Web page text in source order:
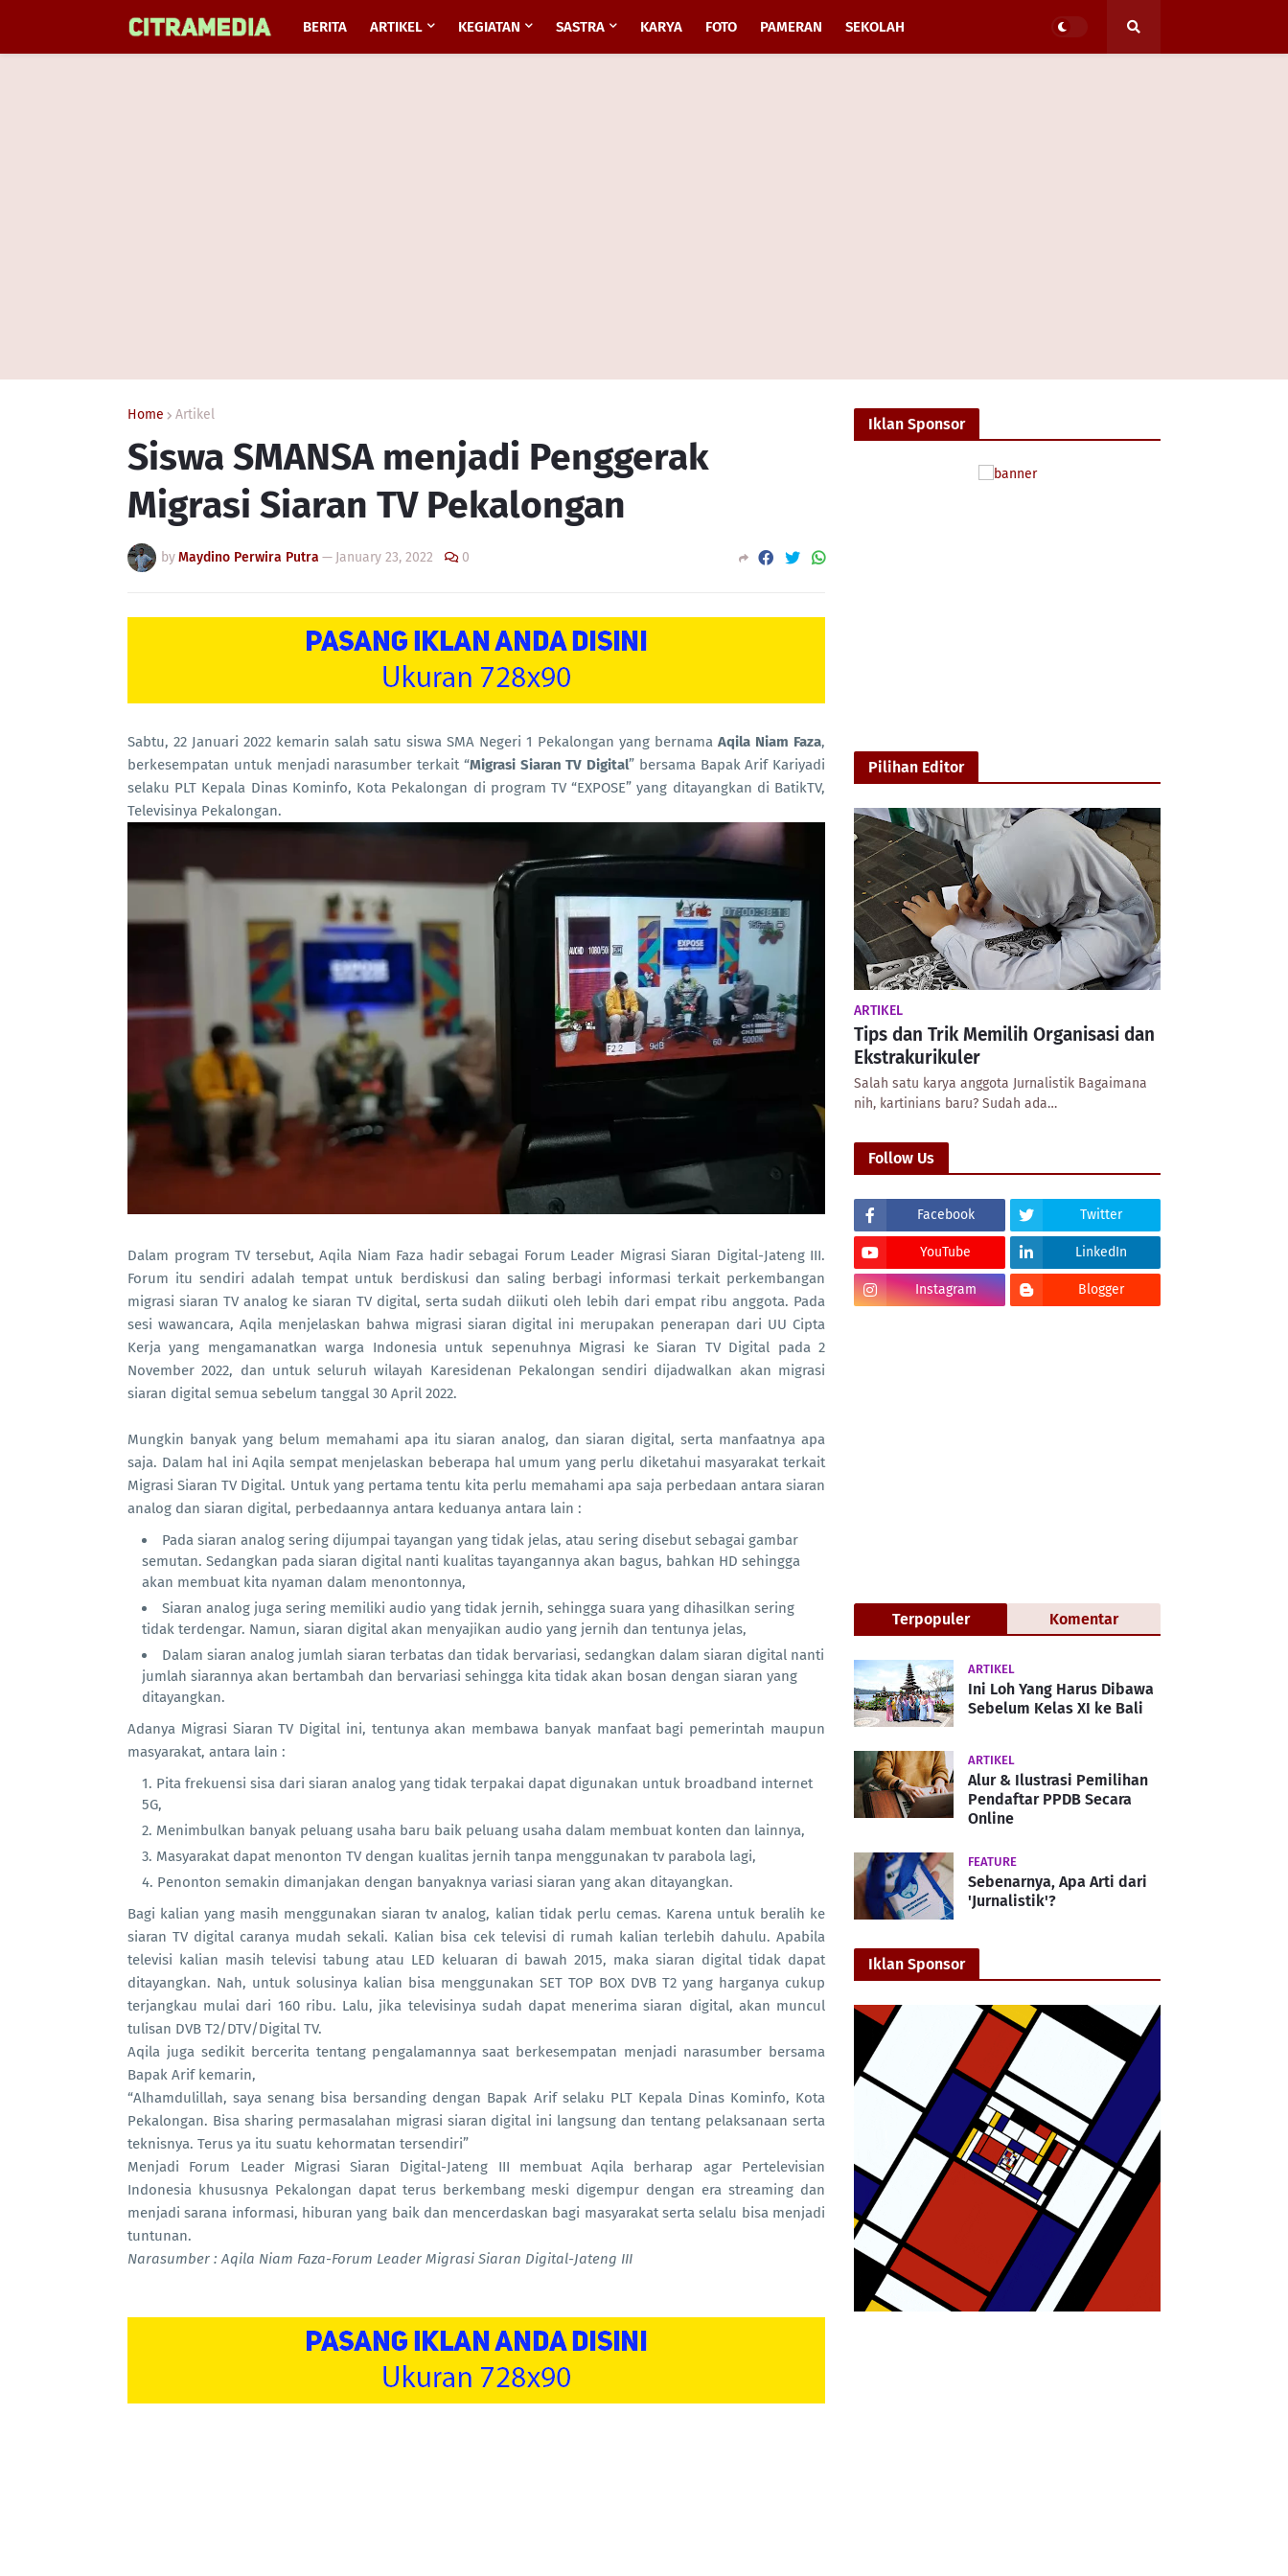
BERITA ARTIKEL KEGIATAN SASTRA KARYA FOTO PAMERAN SEKOLAH
Home Artikel
Siswa SMANSA menjadi Penggerak
Migrasi Siaran TV Pekalongan
byMaydino Perwira Putra — January 23, 2022 0
Sabtu, 22 Januari 2022 kemarin salah satu siswa SMA Negeri 1 Pekalongan yang bernama Aqila Niam Faza,
berkesempatan untuk menjadi narasumber terkait “Migrasi Siaran TV Digital” bersama Bapak Arif Kariyadi
selaku PLT Kepala Dinas Kominfo, Kota Pekalongan di program TV “EXPOSE” yang ditayangkan di BatikTV,
Televisinya Pekalongan.
Dalam program TV tersebut, Aqila Niam Faza hadir sebagai Forum Leader Migrasi Siaran Digital-Jateng III.
Forum itu sendiri adalah tempat untuk berdiskusi dan saling berbagi informasi terkait perkembangan
migrasi siaran TV analog ke siaran TV digital, serta sudah diikuti oleh lebih dari empat ribu anggota. Pada
sesi wawancara, Aqila menjelaskan bahwa migrasi siaran digital ini merupakan penerapan dari UU Cipta
Kerja yang mengamanatkan warga Indonesia untuk sepenuhnya Migrasi ke Siaran TV Digital pada 2
November 2022, dan untuk seluruh wilayah Karesidenan Pekalongan sendiri dijadwalkan akan migrasi
siaran digital semua sebelum tanggal 30 April 2022.
Mungkin banyak yang belum memahami apa itu siaran analog, dan siaran digital, serta manfaatnya apa
saja. Dalam hal ini Aqila sempat menjelaskan beberapa hal umum yang perlu diketahui masyarakat terkait
Migrasi Siaran TV Digital. Untuk yang pertama tentu kita perlu memahami apa saja perbedaan antara siaran
analog dan siaran digital, perbedaannya antara keduanya antara lain :
Pada siaran analog sering dijumpai tayangan yang tidak jelas, atau sering disebut sebagai gambar
semutan. Sedangkan pada siaran digital nanti kualitas tayangannya akan bagus, bahkan HD sehingga
akan membuat kita nyaman dalam menontonnya,
Siaran analog juga sering memiliki audio yang tidak jernih, sehingga suara yang dihasilkan sering
tidak terdengar. Namun, siaran digital akan menyajikan audio yang jernih dan tentunya jelas,
Dalam siaran analog jumlah siaran terbatas dan tidak bervariasi, sedangkan dalam siaran digital nanti
jumlah siarannya akan bertambah dan bervariasi sehingga kita tidak akan bosan dengan siaran yang
ditayangkan.
Adanya Migrasi Siaran TV Digital ini, tentunya akan membawa banyak manfaat bagi pemerintah maupun
masyarakat, antara lain :
Pita frekuensi sisa dari siaran analog yang tidak terpakai dapat digunakan untuk broadband internet
5G,
Menimbulkan banyak peluang usaha baru baik peluang usaha dalam membuat konten dan lainnya,
Masyarakat dapat menonton TV dengan kualitas jernih tanpa menggunakan tv parabola lagi,
Penonton semakin dimanjakan dengan banyaknya variasi siaran yang akan ditayangkan.
Bagi kalian yang masih menggunakan siaran tv analog, kalian tidak perlu cemas. Karena untuk beralih ke
siaran TV digital caranya mudah sekali. Kalian bisa cek televisi di rumah kalian terlebih dahulu. Apabila
televisi kalian masih televisi tabung atau LED keluaran di bawah 2015, maka siaran digital tidak dapat
ditayangkan. Nah, untuk solusinya kalian bisa menggunakan SET TOP BOX DVB T2 yang harganya cukup
terjangkau mulai dari 160 ribu. Lalu, jika televisinya sudah dapat menerima siaran digital, akan muncul
tulisan DVB T2/DTV/Digital TV.
Aqila juga sedikit bercerita tentang pengalamannya saat berkesempatan menjadi narasumber bersama
Bapak Arif kemarin,
“Alhamdulillah, saya senang bisa bersanding dengan Bapak Arif selaku PLT Kepala Dinas Kominfo, Kota
Pekalongan. Bisa sharing permasalahan migrasi siaran digital ini langsung dan tentang pelaksanaan serta
teknisnya. Terus ya itu suatu kehormatan tersendiri”
Menjadi Forum Leader Migrasi Siaran Digital-Jateng III membuat Aqila berharap agar Pertelevisian
Indonesia khususnya Pekalongan dapat terus berkembang meski digempur dengan era streaming dan
menjadi sarana informasi, hiburan yang baik dan mencerdaskan bagi masyarakat serta selalu bisa menjadi
tuntunan.
Narasumber : Aqila Niam Faza-Forum Leader Migrasi Siaran Digital-Jateng III
Iklan Sponsor
Pilihan Editor
ARTIKEL
Tips dan Trik Memilih Organisasi dan
Ekstrakurikuler
Salah satu karya anggota Jurnalistik Bagaimana
nih, kartinians baru? Sudah ada…
Follow Us
Facebook Twitter
YouTube LinkedIn
Instagram Blogger
Terpopuler Komentar
ARTIKEL
Ini Loh Yang Harus Dibawa
Sebelum Kelas XI ke Bali
ARTIKEL
Alur & Ilustrasi Pemilihan
Pendaftar PPDB Secara
Online
FEATURE
Sebenarnya, Apa Arti dari
'Jurnalistik'?
Iklan Sponsor